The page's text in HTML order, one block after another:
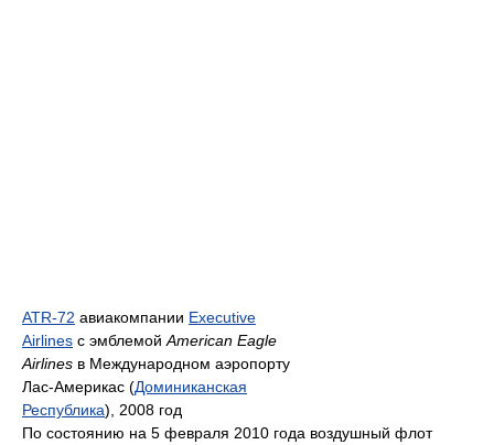
ATR-72 авиакомпании Executive
Airlines с эмблемой American Eagle
Airlines в Международном аэропорту
Лас-Америкас (Доминиканская
Республика), 2008 год
По состоянию на 5 февраля 2010 года воздушный флот